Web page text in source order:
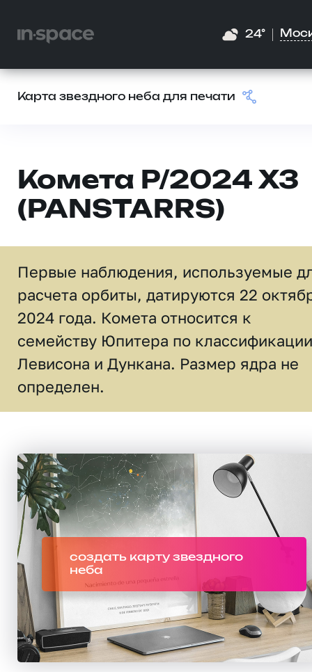
24°
Карта звездного неба для печати
Комета P/2024 X3
(PANSTARRS)
Первые наблюдения, используемые
расчета орбиты, датируются 22
2024 года. Комета относится к
семейству Юпитера по классификации
Левисона и Дункана. Размер ядра не
определен.
создать карту звездного
неба